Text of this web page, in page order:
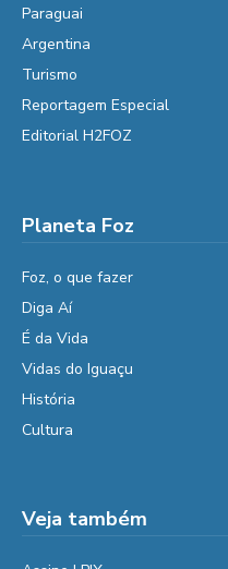
Paraguai
Argentina
Turismo
Reportagem Especial
Editorial H2FOZ
Planeta Foz
Foz, o que fazer
Diga Aí
É da Vida
Vidas do Iguaçu
História
Cultura
Veja também